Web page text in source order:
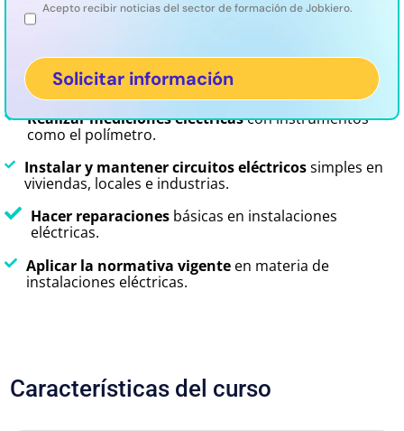
LegalAcepto recibir noticias del sector de formación de Jobkiero.
Comprender los conceptos básicos
Interpretar esquemas eléctricos
y utilizar símbolos
eléctricos.
Realizar mediciones eléctricascon instrumentos
como el polímetro.
Instalar y mantener circuitos eléctricossimples en
viviendas, locales e industrias.
Hacer reparaciones básicas en instalaciones
eléctricas.
Aplicar la normativa vigenteen materia de
instalaciones eléctricas.
Características del curso